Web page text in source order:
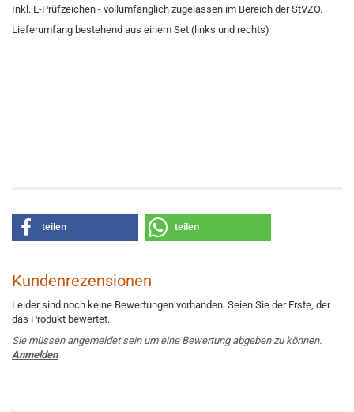
Inkl. E-Prüfzeichen - vollumfänglich zugelassen im Bereich der StVZO.
Lieferumfang bestehend aus einem Set (links und rechts)
teilen teilen
Kundenrezensionen
Leider sind noch keine Bewertungen vorhanden. Seien Sie der Erste, der
das Produkt bewertet.
Sie müssen angemeldet sein um eine Bewertung abgeben zu können.
Anmelden